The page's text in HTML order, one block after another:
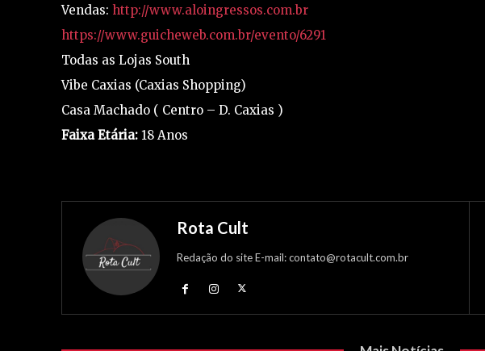
Vendas: http://www.aloingressos.com.br
https://www.guicheweb.com.br/evento/6291
Todas as Lojas South
Vibe Caxias (Caxias Shopping)
Casa Machado ( Centro – D. Caxias )
Faixa Etária: 18 Anos
Rota Cult
Redação do site E-mail: contato@rotacult.com.br